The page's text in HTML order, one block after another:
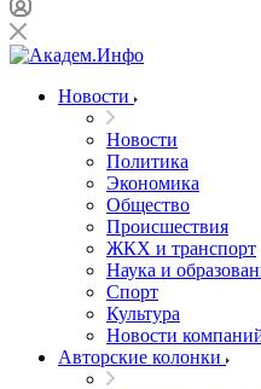
Новости
Новости
Политика
Экономика
Общество
Происшествия
ЖКХ и транспорт
Наука и
Спорт
Культура
Новости
Авторские колонки